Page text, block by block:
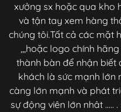
xưởng sx hoặc qua kho
và tận tay xem hàng
chúng tôi.Tất cả các mặt
,,,hoặc logo chính
thành bàn để nhận biết
khách là sức mạnh lớn
càng lớn mạnh và phát
sự động viên lớn nhât .....